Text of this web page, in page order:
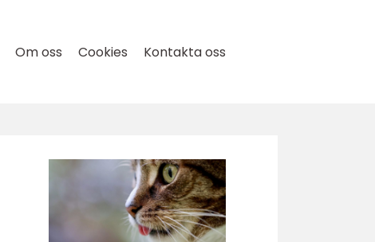
Om oss Cookies Kontakta oss